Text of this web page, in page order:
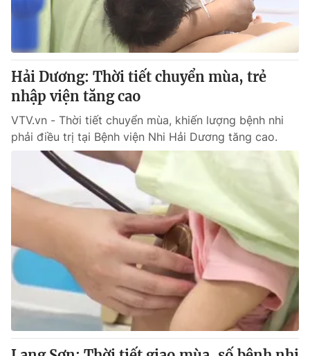
Hải Dương: Thời tiết chuyển mùa, trẻ
nhập viện tăng cao
VTV.vn - Thời tiết chuyển mùa, khiến lượng bệnh nhi
phải điều trị tại Bệnh viện Nhi Hải Dương tăng cao.